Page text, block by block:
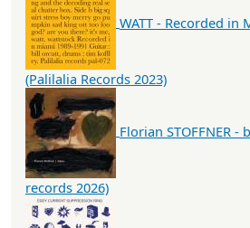
WATT - Recorded in
(Palilalia Records 2023)
Florian STOFFNER -
records 2026)